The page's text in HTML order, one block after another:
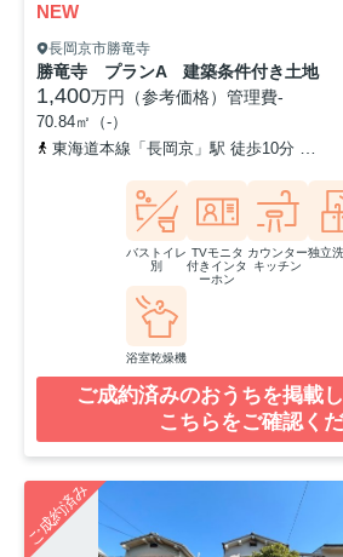
NEW
長岡京市勝竜寺
勝竜寺 プランA 建築条件付き土地
1,400万円（参考価格） 管理費-
70.84㎡（-）
東海道本線「長岡京」駅 徒歩10分
バストイレ
別
TVモニタ
付きインタ
ーホン
カウンター
キッチン
独立
浴室乾燥機
ご成約済みのおうちを掲載
こちらをご確認く
ご成約済み